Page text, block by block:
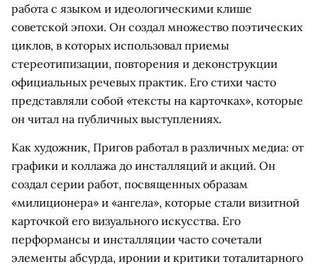
работа с языком и идеологическими клише
советской эпохи. Он создал множество поэтических
циклов, в которых использовал приемы
стереотипизации, повторения и деконструкции
официальных речевых практик. Его стихи часто
представляли собой «тексты на карточках», которые
он читал на публичных выступлениях.
Как художник, Пригов работал в различных медиа: от
графики и коллажа до инсталляций и акций. Он
создал серии работ, посвященных образам
«милиционера» и «ангела», которые стали визитной
карточкой его визуального искусства. Его
перформансы и инсталляции часто сочетали
элементы абсурда, иронии и критики тоталитарного